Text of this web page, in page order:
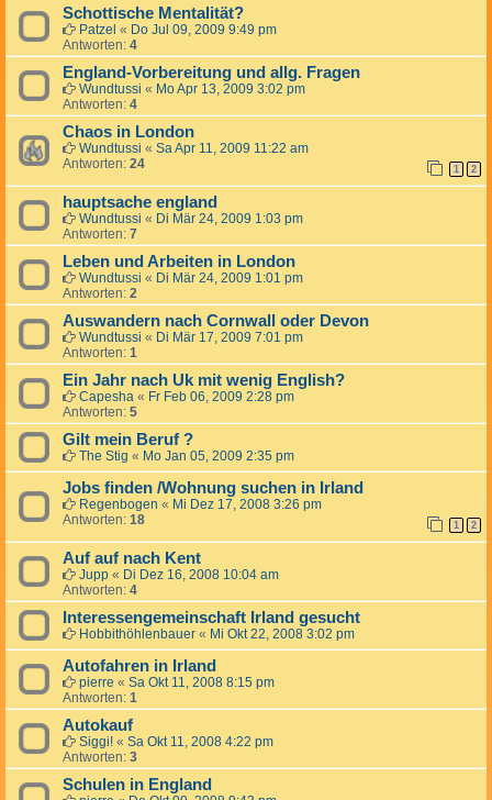
Schottische Mentalität?
Patzel « Do Jul 09, 2009 9:49 pm
Antworten: 4
England-Vorbereitung und allg. Fragen
Wundtussi « Mo Apr 13, 2009 3:02 pm
Antworten: 4
Chaos in London
Wundtussi « Sa Apr 11, 2009 11:22 am
Antworten: 24 1 2
hauptsache england
Wundtussi « Di Mär 24, 2009 1:03 pm
Antworten: 7
Leben und Arbeiten in London
Wundtussi « Di Mär 24, 2009 1:01 pm
Antworten: 2
Auswandern nach Cornwall oder Devon
Wundtussi « Di Mär 17, 2009 7:01 pm
Antworten: 1
Ein Jahr nach Uk mit wenig English?
Capesha « Fr Feb 06, 2009 2:28 pm
Antworten: 5
Gilt mein Beruf ?
The Stig « Mo Jan 05, 2009 2:35 pm
Jobs finden /Wohnung suchen in Irland
Regenbogen « Mi Dez 17, 2008 3:26 pm
Antworten: 18 1 2
Auf auf nach Kent
Jupp « Di Dez 16, 2008 10:04 am
Antworten: 4
Interessengemeinschaft Irland gesucht
Hobbithöhlenbauer « Mi Okt 22, 2008 3:02 pm
Autofahren in Irland
pierre « Sa Okt 11, 2008 8:15 pm
Antworten: 1
Autokauf
Siggi! « Sa Okt 11, 2008 4:22 pm
Antworten: 3
Schulen in England